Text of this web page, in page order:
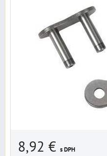
8,92 € s DPH